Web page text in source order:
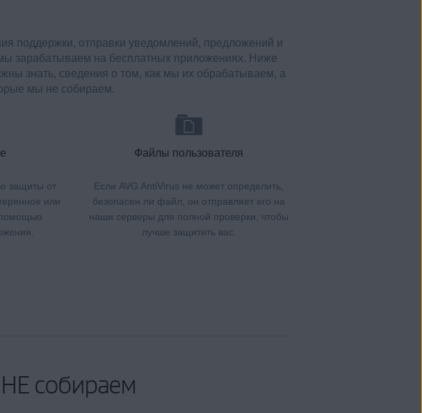
поддержки, отправки уведомлений, предложений и
зарабатываем на бесплатных приложениях. Ниже
знать, сведения о том, как мы их обрабатываем, а
мы не собираем.
защиты от
или
помощью
Файлы пользователя
Если AVG AntiVirus не может определить,
безопасен ли файл, он отправляет его на
наши серверы для полной проверки, чтобы
лучше защитить вас.
собираем